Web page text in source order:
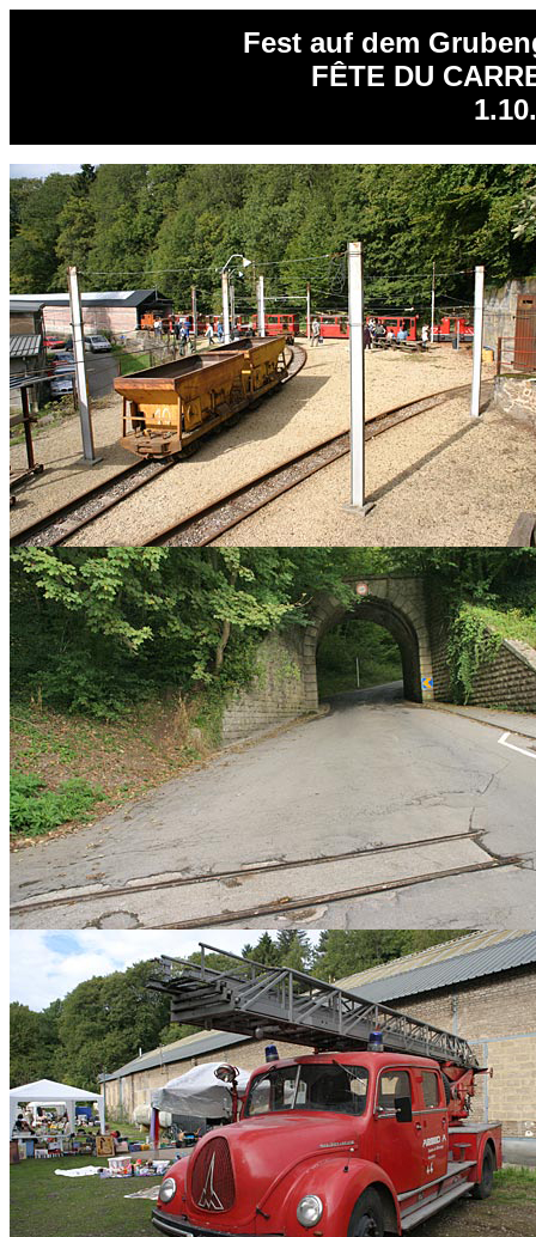
Fest auf dem
FÊTE DU